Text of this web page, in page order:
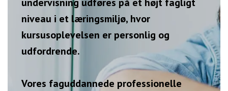
niveau i et læringsmiljø, hvor
kursusoplevelsen er personlig og
udfordrende.
Vores faguddannede professionelle